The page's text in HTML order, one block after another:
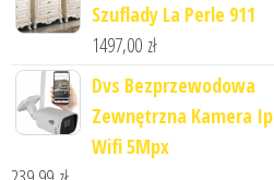
Szuflady La Perle 911
1497,00 zł
Dvs Bezprzewodowa
Zewnętrzna Kamera Ip
Wifi 5Mpx